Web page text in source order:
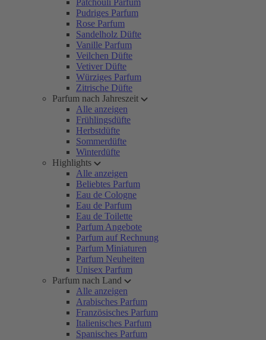
Patchouli Parfum
Pudriges Parfum
Rose Parfum
Sandelholz Düfte
Vanille Parfum
Veilchen Düfte
Vetiver Düfte
Würziges Parfum
Zitrische Düfte
Parfum nach Jahreszeit
Alle anzeigen
Frühlingsdüfte
Herbstdüfte
Sommerdüfte
Winterdüfte
Highlights
Alle anzeigen
Beliebtes Parfum
Eau de Cologne
Eau de Parfum
Eau de Toilette
Parfum Angebote
Parfum auf Rechnung
Parfum Miniaturen
Parfum Neuheiten
Unisex Parfum
Parfum nach Land
Alle anzeigen
Arabisches Parfum
Französisches Parfum
Italienisches Parfum
Spanisches Parfum